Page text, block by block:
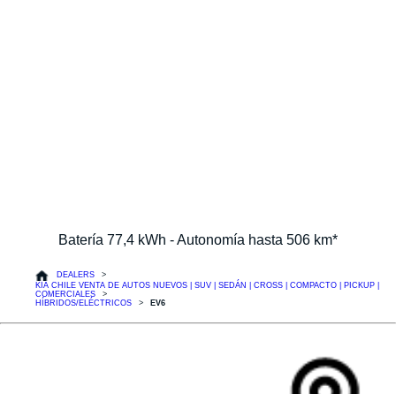
Batería 77,4 kWh - Autonomía hasta 506 km*
DEALERS
KIA CHILE VENTA DE AUTOS NUEVOS | SUV | SEDÁN | CROSS | COMPACTO | PICKUP |
COMERCIALES
HÍBRIDOS/ELÉCTRICOS
EV6